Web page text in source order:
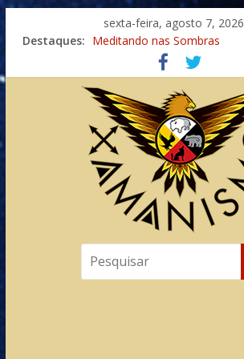
sexta-feira, agosto 7, 2026
Destaques: Meditando nas Sombras
Autosuficiência: A Jornada
Xamanismo Universal
Totens – Caminho Espiritual
Imaginação na Cura